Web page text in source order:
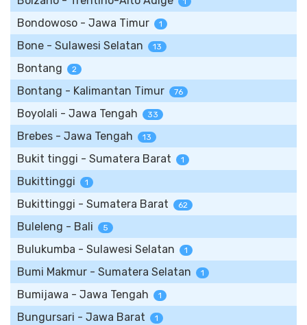
Bondowoso - Jawa Timur 1
Bone - Sulawesi Selatan 13
Bontang 2
Bontang - Kalimantan Timur 76
Boyolali - Jawa Tengah 33
Brebes - Jawa Tengah 13
Bukit tinggi - Sumatera Barat 1
Bukittinggi 1
Bukittinggi - Sumatera Barat 62
Buleleng - Bali 5
Bulukumba - Sulawesi Selatan 1
Bumi Makmur - Sumatera Selatan 1
Bumijawa - Jawa Tengah 1
Bungursari - Jawa Barat 1